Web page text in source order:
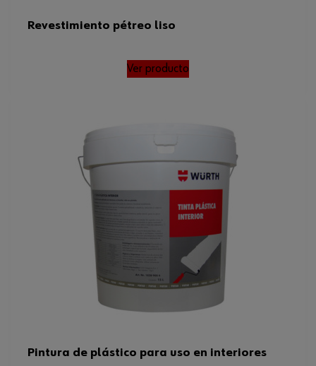
Revestimiento pétreo liso
Ver producto
Pintura de plástico para uso en interiores